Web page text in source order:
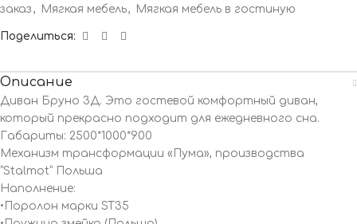
заказ , Мягкая мебель, Мягкая мебель в гостиную
Поделиться:
Описание
Диван Бруно 3Д. Это гостевой комфортный диван,
который прекрасно подходит для ежедневного сна.
Габариты: 2500*1000*900
Механизм трансформации «Пума», производства
“Stalmot” Польша
Наполнение:
•Поролон марки ST35